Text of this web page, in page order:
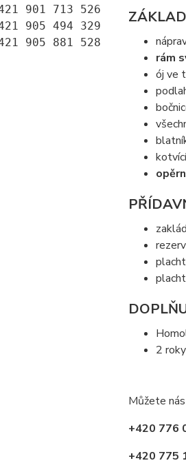
901 713 526
905 494 329
905 881 528
rám
ój ve
2
Můžete
+420 776
+420 775